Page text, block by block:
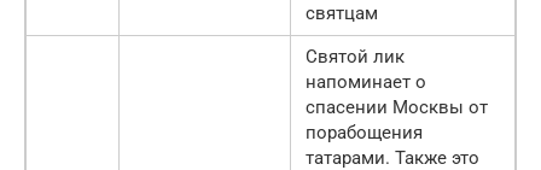
святцам
Святой лик
напоминает о
спасении Москвы от
порабощения
татарами. Также это